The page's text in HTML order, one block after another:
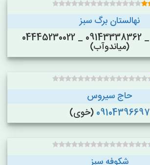
نهالستان برگ سبز
09104101070 _ 09143338362 _ 04445230022
(میاندوآب)
حاج سیروس
09104396697 (خوی)
شکوفه سبز